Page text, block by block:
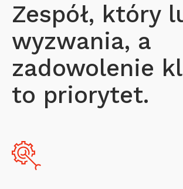
Zespół, który
wyzwania, a
zadowolenie
to priorytet.